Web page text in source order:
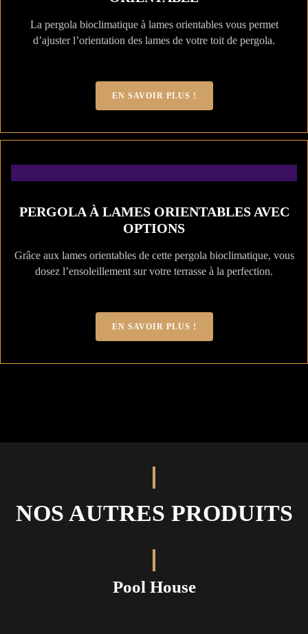
La pergola bioclimatique à lames orientables vous permet
d’ajuster l’orientation des lames de votre toit de pergola.
EN SAVOIR PLUS !
PERGOLA À LAMES ORIENTABLES AVEC
OPTIONS
Grâce aux lames orientables de cette pergola bioclimatique, vous
dosez l’ensoleillement sur votre terrasse à la perfection.
EN SAVOIR PLUS !
NOS AUTRES PRODUITS
Pool House